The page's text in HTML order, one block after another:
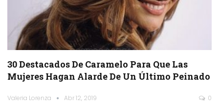
30 Destacados De Caramelo Para Que Las
Mujeres Hagan Alarde De Un Último Peinado
Valeria Lorenza Abr 12, 2019 0